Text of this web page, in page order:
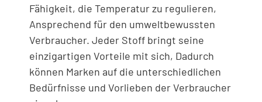
Fähigkeit, die Temperatur zu regulieren,
Ansprechend für den umweltbewussten
Verbraucher. Jeder Stoff bringt seine
einzigartigen Vorteile mit sich, Dadurch
können Marken auf die unterschiedlichen
Bedürfnisse und Vorlieben der Verbraucher